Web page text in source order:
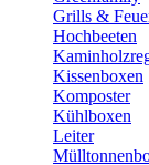
Grills &
Hochbeeten
Kissenboxen
Komposter
Kühlboxen
Leiter